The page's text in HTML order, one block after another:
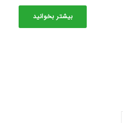
بیشتر بخوانید